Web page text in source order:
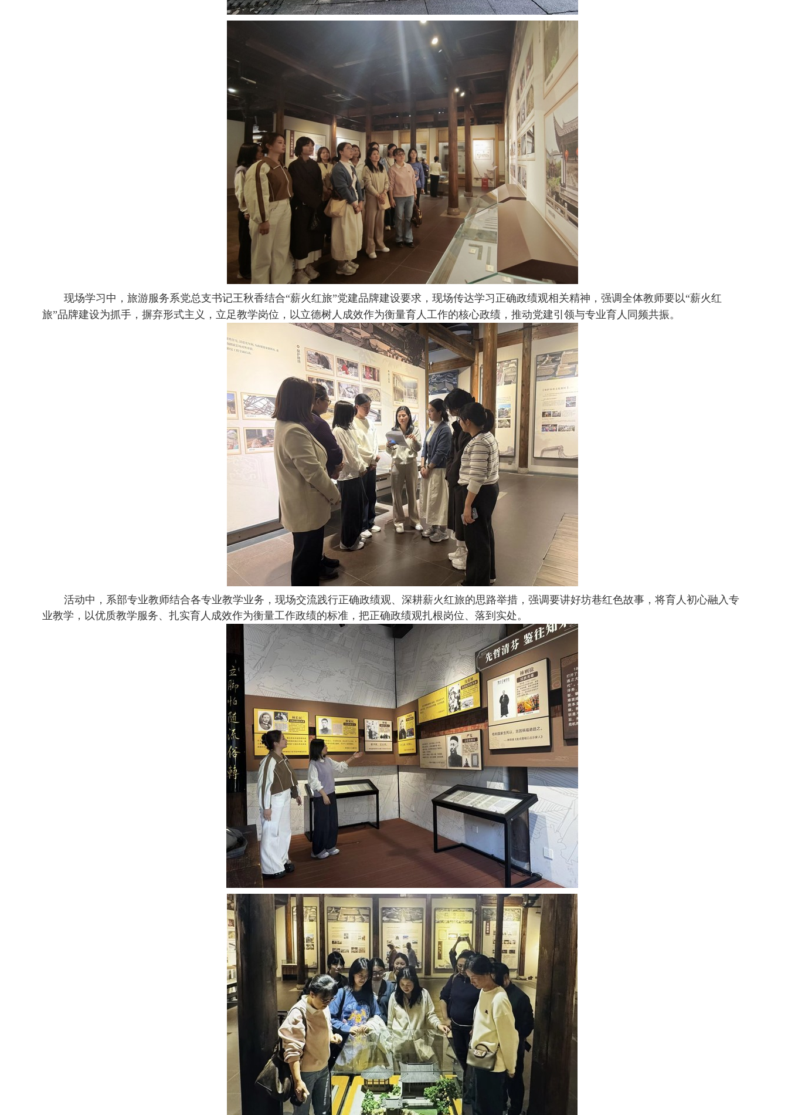
现场学习中，旅游服务系党总支书记王秋香结合“薪火红旅”党建品牌建设要求，现场传达学习正确政绩观相关精神，强调全体教师要以“薪火红
旅”品牌建设为抓手，摒弃形式主义，立足教学岗位，以立德树人成效作为衡量育人工作的核心政绩，推动党建引领与专业育人同频共振。
活动中，系部专业教师结合各专业教学业务，现场交流践行正确政绩观、深耕薪火红旅的思路举措，强调要讲好坊巷红色故事，将育人初心融入专
业教学，以优质教学服务、扎实育人成效作为衡量工作政绩的标准，把正确政绩观扎根岗位、落到实处。